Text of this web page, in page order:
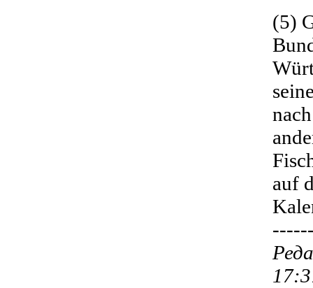
(5)
auf